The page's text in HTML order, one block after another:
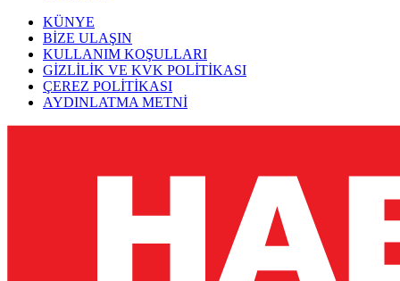
KÜNYE
BİZE ULAŞIN
KULLANIM KOŞULLARI
GİZLİLİK VE KVK POLİTİKASI
ÇEREZ POLİTİKASI
AYDINLATMA METNİ